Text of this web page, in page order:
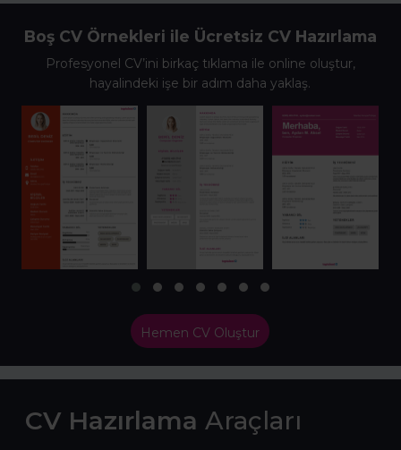
Boş CV Örnekleri ile Ücretsiz CV Hazırlama
Profesyonel CV’ini birkaç tıklama ile online oluştur,
hayalindeki işe bir adım daha yaklaş.
Hemen CV Oluştur
CV Hazırlama Araçları